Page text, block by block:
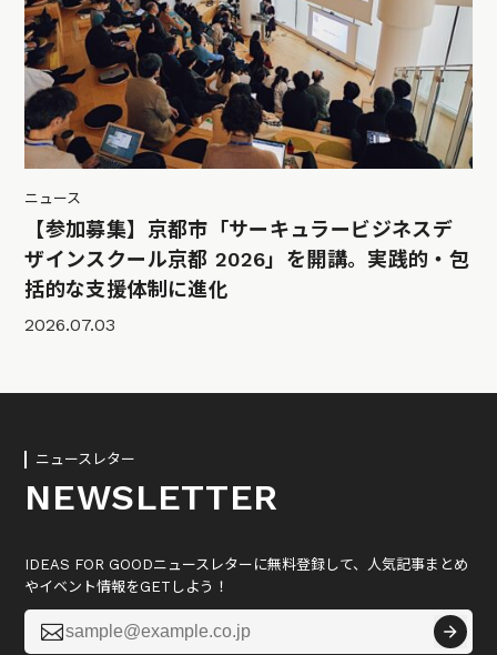
ニュース
【参加募集】京都市「サーキュラービジネスデ
ザインスクール京都 2026」を開講。実践的・包
括的な支援体制に進化
2026.07.03
ニュースレター
NEWSLETTER
IDEAS FOR GOODニュースレターに無料登録して、人気記事まとめ
やイベント情報をGETしよう！
